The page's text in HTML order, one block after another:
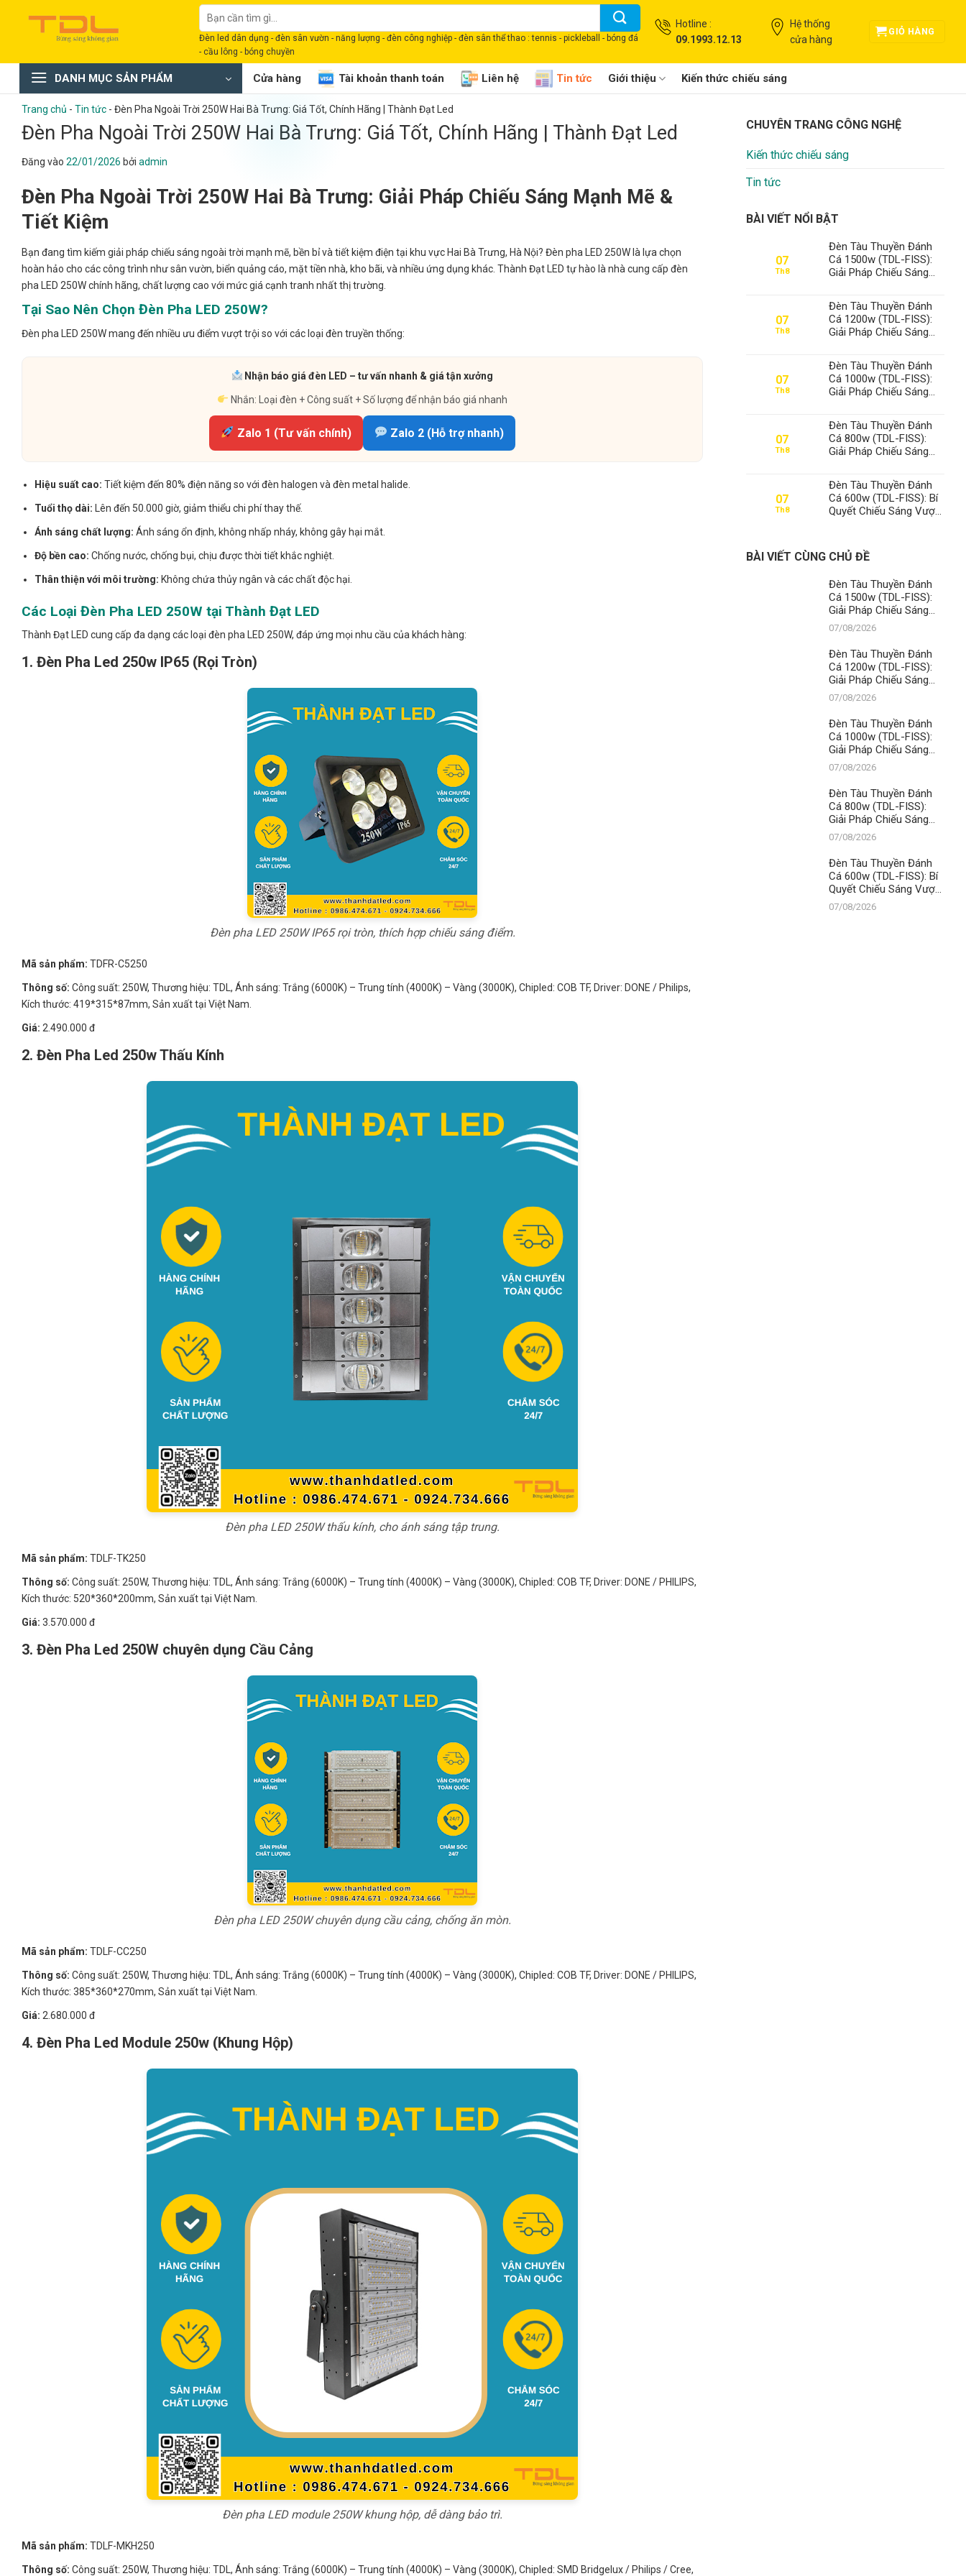
dung
Tìm
kiếm:
Đèn led dân dụng - đèn sân vườn - năng lượng - đèn công nghiệp - đèn sân thể thao : tennis - pickleball - bóng đá
- cầu lông - bóng chuyền
Hotline :
09.1993.12.13
Hệ thống
cửa hàng
GIỎ HÀNG
DANH MỤC SẢN PHẨM Cửa hàng Tài khoản thanh toán Liên hệ Tin tức Giới thiệu Kiến thức chiếu sáng
Trang chủ - Tin tức - Đèn Pha Ngoài Trời 250W Hai Bà Trưng: Giá Tốt, Chính Hãng | Thành Đạt Led
Đèn Pha Ngoài Trời 250W Hai Bà Trưng: Giá Tốt, Chính Hãng | Thành Đạt Led
Đăng vào 22/01/2026 bởi admin
Đèn Pha Ngoài Trời 250W Hai Bà Trưng: Giải Pháp Chiếu Sáng Mạnh Mẽ &
Tiết Kiệm
Bạn đang tìm kiếm giải pháp chiếu sáng ngoài trời mạnh mẽ, bền bỉ và tiết kiệm điện tại khu vực Hai Bà Trưng, Hà Nội? Đèn pha LED 250W là lựa chọn
hoàn hảo cho các công trình như sân vườn, biển quảng cáo, mặt tiền nhà, kho bãi, và nhiều ứng dụng khác. Thành Đạt LED tự hào là nhà cung cấp đèn
pha LED 250W chính hãng, chất lượng cao với mức giá cạnh tranh nhất thị trường.
Tại Sao Nên Chọn Đèn Pha LED 250W?
Đèn pha LED 250W mang đến nhiều ưu điểm vượt trội so với các loại đèn truyền thống:
Nhận báo giá đèn LED – tư vấn nhanh & giá tận xưởng
Nhắn: Loại đèn + Công suất + Số lượng để nhận báo giá nhanh
Zalo 1 (Tư vấn chính) Zalo 2 (Hỗ trợ nhanh)
Hiệu suất cao: Tiết kiệm đến 80% điện năng so với đèn halogen và đèn metal halide.
Tuổi thọ dài: Lên đến 50.000 giờ, giảm thiểu chi phí thay thế.
Ánh sáng chất lượng: Ánh sáng ổn định, không nhấp nháy, không gây hại mắt.
Độ bền cao: Chống nước, chống bụi, chịu được thời tiết khắc nghiệt.
Thân thiện với môi trường: Không chứa thủy ngân và các chất độc hại.
Các Loại Đèn Pha LED 250W tại Thành Đạt LED
Thành Đạt LED cung cấp đa dạng các loại đèn pha LED 250W, đáp ứng mọi nhu cầu của khách hàng:
1. Đèn Pha Led 250w IP65 (Rọi Tròn)
Đèn pha LED 250W IP65 rọi tròn, thích hợp chiếu sáng điểm.
Mã sản phẩm: TDFR-C5250
Thông số: Công suất: 250W, Thương hiệu: TDL, Ánh sáng: Trắng (6000K) – Trung tính (4000K) – Vàng (3000K), Chipled: COB TF, Driver: DONE / Philips,
Kích thước: 419*315*87mm, Sản xuất tại Việt Nam.
Giá: 2.490.000 đ
2. Đèn Pha Led 250w Thấu Kính
Đèn pha LED 250W thấu kính, cho ánh sáng tập trung.
Mã sản phẩm: TDLF-TK250
Thông số: Công suất: 250W, Thương hiệu: TDL, Ánh sáng: Trắng (6000K) – Trung tính (4000K) – Vàng (3000K), Chipled: COB TF, Driver: DONE / PHILIPS,
Kích thước: 520*360*200mm, Sản xuất tại Việt Nam.
Giá: 3.570.000 đ
3. Đèn Pha Led 250W chuyên dụng Cầu Cảng
Đèn pha LED 250W chuyên dụng cầu cảng, chống ăn mòn.
Mã sản phẩm: TDLF-CC250
Thông số: Công suất: 250W, Thương hiệu: TDL, Ánh sáng: Trắng (6000K) – Trung tính (4000K) – Vàng (3000K), Chipled: COB TF, Driver: DONE / PHILIPS,
Kích thước: 385*360*270mm, Sản xuất tại Việt Nam.
Giá: 2.680.000 đ
4. Đèn Pha Led Module 250w (Khung Hộp)
Đèn pha LED module 250W khung hộp, dễ dàng bảo trì.
Mã sản phẩm: TDLF-MKH250
Thông số: Công suất: 250W, Thương hiệu: TDL, Ánh sáng: Trắng (6000K) – Trung tính (4000K) – Vàng (3000K), Chipled: SMD Bridgelux / Philips / Cree,
CHUYÊN TRANG CÔNG NGHỆ
Kiến thức chiếu sáng
Tin tức
BÀI VIẾT NỔI BẬT
07
Th8
Đèn Tàu Thuyền Đánh
Cá 1500w (TDL-FISS):
Giải Pháp Chiếu Sáng
Thế Số 1 Thanh Đạt LED
07
Th8
Đèn Tàu Thuyền Đánh
Cá 1200w (TDL-FISS):
Giải Pháp Chiếu Sáng
Thế Số 1 Thanh Đạt LED
07
Th8
Đèn Tàu Thuyền Đánh
Cá 1000w (TDL-FISS):
Giải Pháp Chiếu Sáng
Thế Số 1 Thanh Đạt LED
07
Th8
Đèn Tàu Thuyền Đánh
Cá 800w (TDL-FISS):
Giải Pháp Chiếu Sáng
Thế Số 1 Thanh Đạt LED
07
Th8
Đèn Tàu Thuyền Đánh
Cá 600w (TDL-FISS): Bí
Quyết Chiếu Sáng Vượt
BÀI VIẾT CÙNG CHỦ ĐỀ
Đèn Tàu Thuyền Đánh
Cá 1500w (TDL-FISS):
Giải Pháp Chiếu Sáng
Tối Ưu, Khẳng Định Vị
Thế Số 1 Thanh Đạt LED
07/08/2026
Đèn Tàu Thuyền Đánh
Cá 1200w (TDL-FISS):
Giải Pháp Chiếu Sáng
Đỉnh Cao, Khẳng Định Vị
Thế Số 1 Thanh Đạt LED
07/08/2026
Đèn Tàu Thuyền Đánh
Cá 1000w (TDL-FISS):
Giải Pháp Chiếu Sáng
Đỉnh Cao, Khẳng Định Vị
Thế Số 1 Thanh Đạt LED
07/08/2026
Đèn Tàu Thuyền Đánh
Cá 800w (TDL-FISS):
Giải Pháp Chiếu Sáng
Đỉnh Cao, Khẳng Định Vị
Thế Số 1 Thanh Đạt LED
07/08/2026
Đèn Tàu Thuyền Đánh
Cá 600w (TDL-FISS): Bí
Quyết Chiếu Sáng Vượt
Trội, Khẳng Định Vị Thế
Số 1 Thanh Đạt LED
07/08/2026